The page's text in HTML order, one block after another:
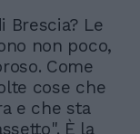
Brescia? Le
non poco,
Come
cose che
e che sta
È la